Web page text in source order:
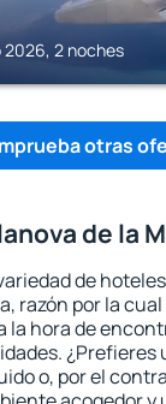
2026, 2 noches
otras
de la
de
razón por la
la hora de
¿Prefieres
o, por el